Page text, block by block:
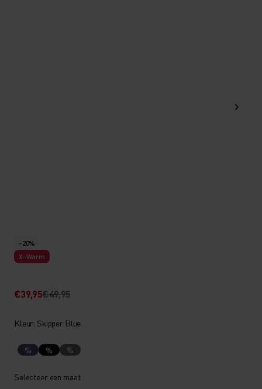
-20%
X-Warm
€39,95€49,95
Kleur: Skipper Blue
% % %
Selecteer een maat